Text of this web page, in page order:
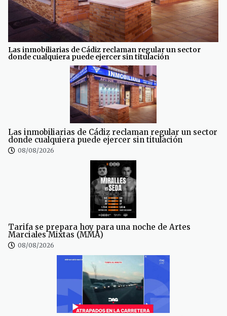
Las inmobiliarias de Cádiz reclaman regular un sector
donde cualquiera puede ejercer sin titulación
Las inmobiliarias de Cádiz reclaman regular un sector
donde cualquiera puede ejercer sin titulación
08/08/2026
Tarifa se prepara hoy para una noche de Artes
Marciales Mixtas (MMA)
08/08/2026